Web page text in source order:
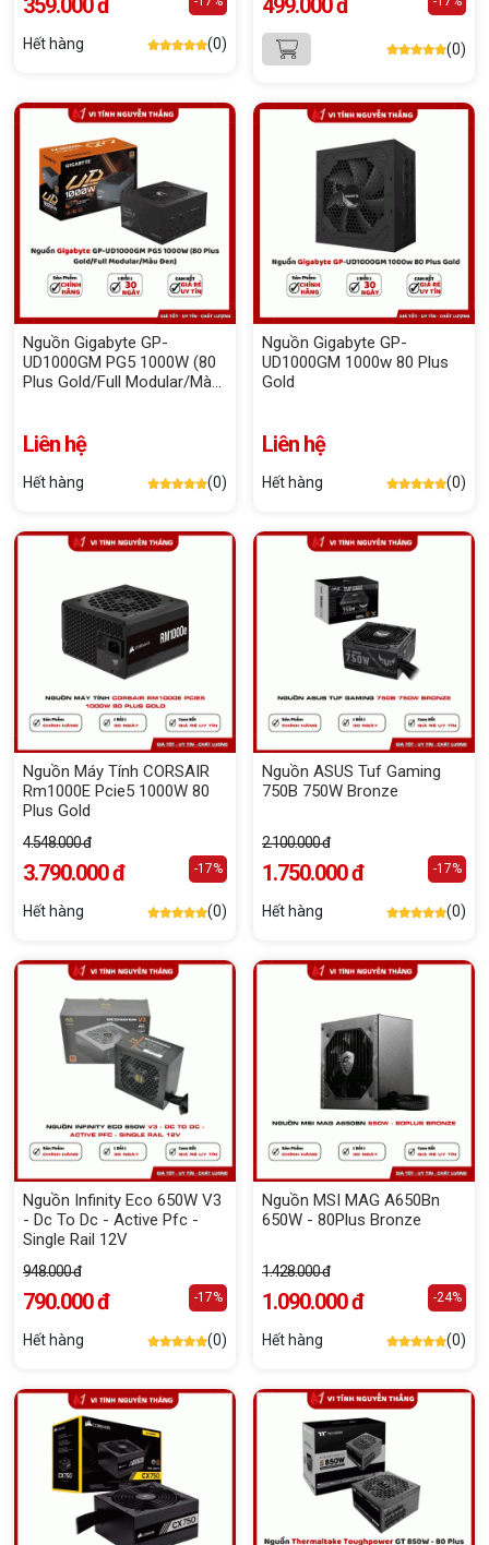
359.000 đ
Hết hàng (0)
499.000 đ
(0)
Nguồn Gigabyte GP-
UD1000GM PG5 1000W (80
Plus Gold/Full Modular/Màu
Liên hệ
Hết hàng (0)
Nguồn Gigabyte GP-
UD1000GM 1000w 80 Plus
Gold
Liên hệ
Hết hàng (0)
Nguồn Máy Tính CORSAIR
Rm1000E Pcie5 1000W 80
Plus Gold
4.548.000 đ
3.790.000 đ -17%
Hết hàng (0)
Nguồn ASUS Tuf Gaming
750B 750W Bronze
2.100.000 đ
1.750.000 đ -17%
Hết hàng (0)
Nguồn Infinity Eco 650W V3
- Dc To Dc - Active Pfc -
Single Rail 12V
948.000 đ
790.000 đ -17%
Hết hàng (0)
Nguồn MSI MAG A650Bn
650W - 80Plus Bronze
1.428.000 đ
1.090.000 đ -24%
Hết hàng (0)